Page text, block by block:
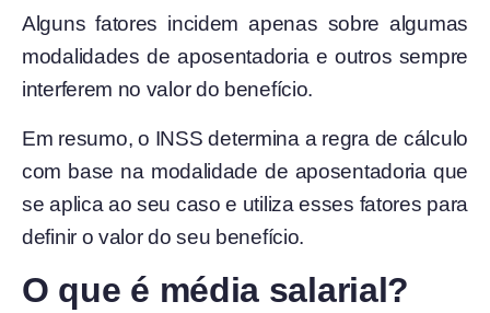
Alguns fatores incidem apenas sobre algumas
modalidades de aposentadoria e outros sempre
interferem no valor do benefício.
Em resumo, o INSS determina a regra de cálculo
com base na modalidade de aposentadoria que
se aplica ao seu caso e utiliza esses fatores para
definir o valor do seu benefício.
O que é média salarial?